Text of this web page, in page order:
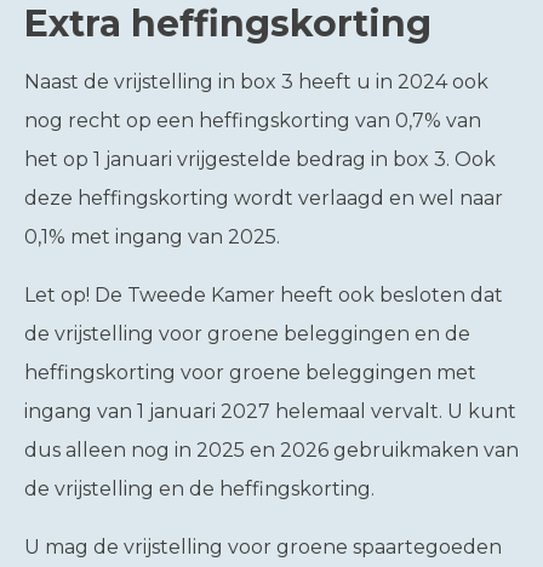
Extra heffingskorting
Naast de vrijstelling in box 3 heeft u in 2024 ook
nog recht op een heffingskorting van 0,7% van
het op 1 januari vrijgestelde bedrag in box 3. Ook
deze heffingskorting wordt verlaagd en wel naar
0,1% met ingang van 2025.
Let op! De Tweede Kamer heeft ook besloten dat
de vrijstelling voor groene beleggingen en de
heffingskorting voor groene beleggingen met
ingang van 1 januari 2027 helemaal vervalt. U kunt
dus alleen nog in 2025 en 2026 gebruikmaken van
de vrijstelling en de heffingskorting.
U mag de vrijstelling voor groene spaartegoeden